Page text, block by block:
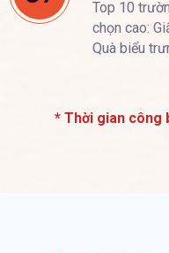
Top 10
chọn cao:
Quà biểu
* Thời gian công